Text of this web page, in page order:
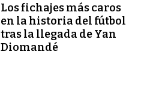
Los fichajes más caros
en la historia del fútbol
tras la llegada de Yan
Diomandé